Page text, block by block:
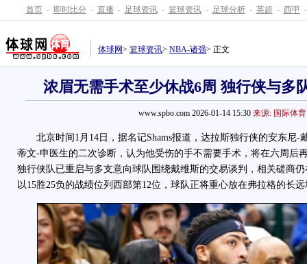
首页 - 即时比分 - 直播 - 足球资讯 - 篮球资讯 - 足球分析 - 英超 - 西甲 -
体球网> 篮球资讯> NBA-诸强> 正文
浓眉无需手术至少休战6周 独行侠与多
www.spbo.com 2026-01-14 15:30 来源: 国际体育
北京时间1月14日，据名记Shams报道，达拉斯独行侠的安东尼-
蒂文-申医生的二次诊断，认为他受伤的手不需要手术，将在六周后
独行侠队已重启与多支意向球队围绕戴维斯的交易谈判，相关磋商
以15胜25负的战绩位列西部第12位，球队正将重心放在弗拉格的长